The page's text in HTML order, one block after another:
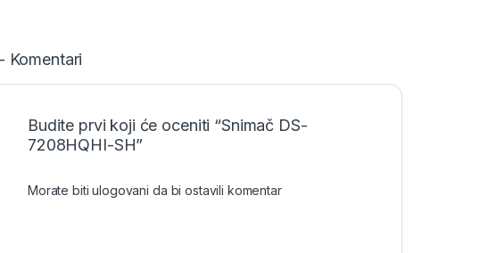
Komentari
Budite prvi koji će oceniti “Snimač DS-
7208HQHI-SH”
Morate bitiulogovani da bi ostavili komentar